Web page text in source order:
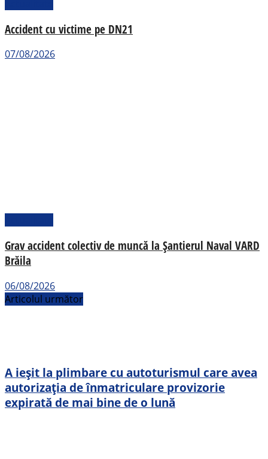
Accident cu victime pe DN21
07/08/2026
Grav accident colectiv de muncă la Șantierul Naval VARD
Brăila
06/08/2026
Articolul următor
A ieșit la plimbare cu autoturismul care avea
autorizația de înmatriculare provizorie
expirată de mai bine de o lună